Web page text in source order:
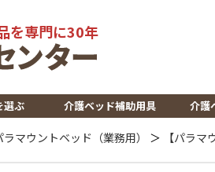
を専門に30年
選ぶ 介護ベッド補助用具 介護
ラマウントベッド（業務用） ＞ 【パラ